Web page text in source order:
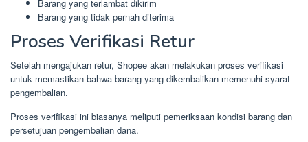
Barang yang terlambat dikirim
Barang yang tidak pernah diterima
Proses Verifikasi Retur
Setelah mengajukan retur, Shopee akan melakukan proses verifikasi
untuk memastikan bahwa barang yang dikembalikan memenuhi syarat
pengembalian.
Proses verifikasi ini biasanya meliputi pemeriksaan kondisi barang dan
persetujuan pengembalian dana.